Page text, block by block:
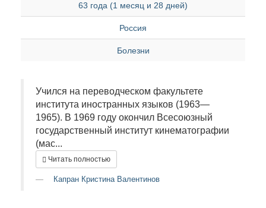
63 года (1 месяц и 28 дней)
Россия
Болезни
Учился на переводческом факультете
института иностранных языков (1963—
1965). В 1969 году окончил Всесоюзный
государственный институт кинематографии
(мас...
Читать полностью
Капран Кристина Валентинов